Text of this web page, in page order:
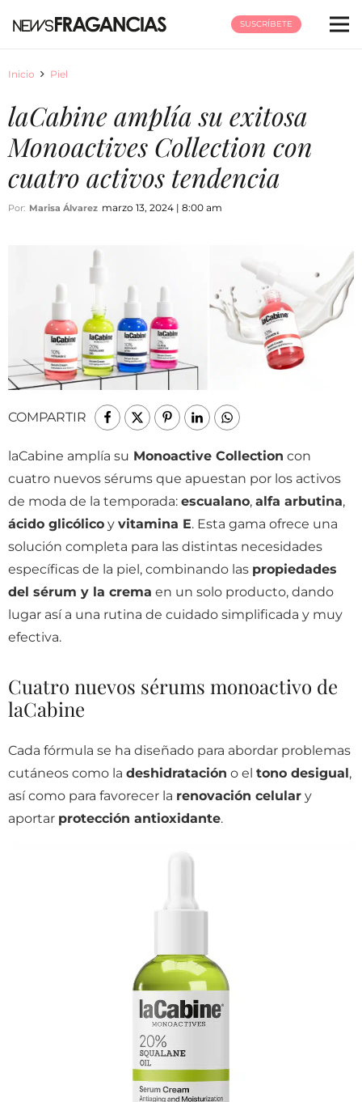
SUSCRÍBETE
Inicio Piel
laCabine amplía su exitosa
Monoactives Collection con
cuatro activos tendencia
Por: Marisa Álvarez marzo 13, 2024 | 8:00 am
COMPARTIR
laCabine amplía su Monoactive Collection con
cuatro nuevos sérums que apuestan por los activos
de moda de la temporada: escualano, alfa arbutina,
ácido glicólico y vitamina E. Esta gama ofrece una
solución completa para las distintas necesidades
específicas de la piel, combinando las propiedades
del sérum y la crema en un solo producto, dando
lugar así a una rutina de cuidado simplificada y muy
efectiva.
Cuatro nuevos sérums monoactivo de
laCabine
Cada fórmula se ha diseñado para abordar problemas
cutáneos como la deshidratación o el tono desigual,
así como para favorecer la renovación celular y
aportar protección antioxidante.